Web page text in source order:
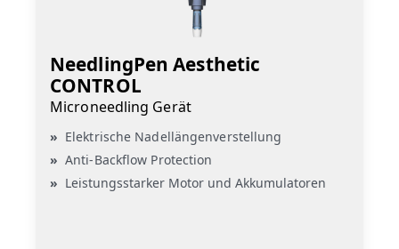
NeedlingPen Aesthetic
CONTROL
Microneedling Gerät
Elektrische Nadellängenverstellung
Anti-Backflow Protection
Leistungsstarker Motor und Akkumulatoren